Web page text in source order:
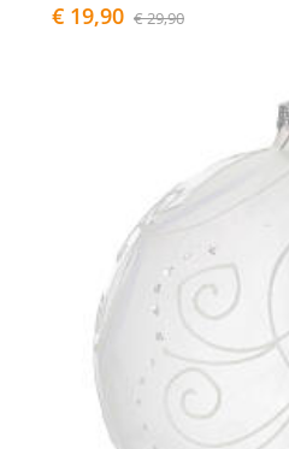
€ 19,90 € 29,90